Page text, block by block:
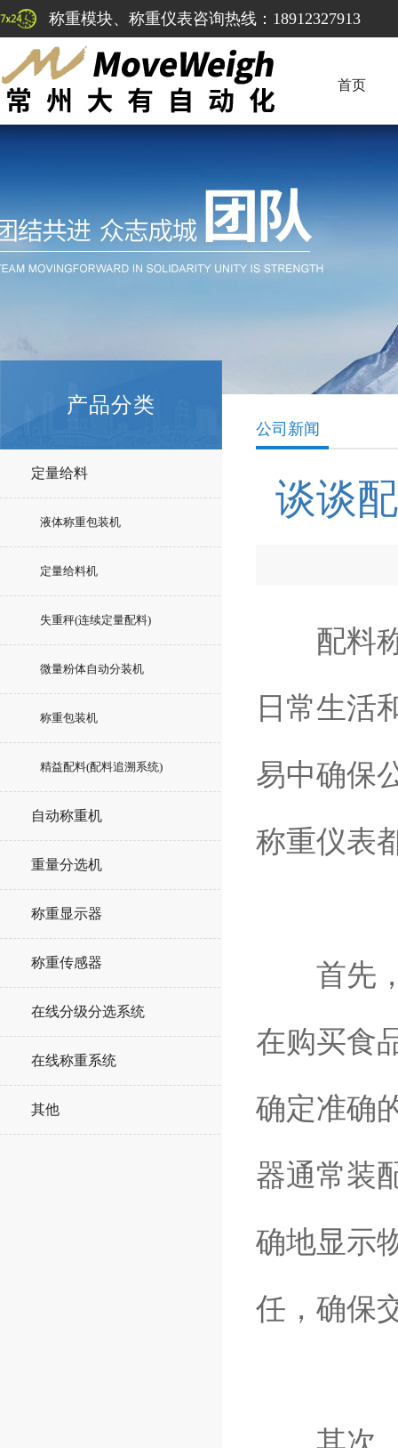
称重模块、称重仪表咨询热线：18912327913
首页
产品分类
定量给料
液体称重包装机
定量给料机
失重秤(连续定量配料)
微量粉体自动分装机
称重包装机
精益配料(配料追溯系统)
自动称重机
重量分选机
称重显示器
称重传感器
在线分级分选系统
在线称重系统
其他
公司新闻
谈谈
配料称
日常生活
易中确保
称重仪表
首先，
在购买食
确定准确
器通常装
确地显示
任，确保